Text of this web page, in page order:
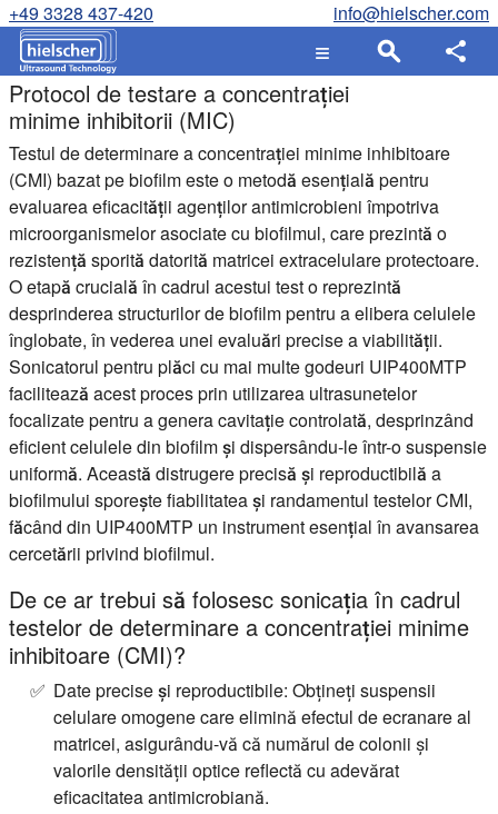
+49 3328 437-420 info@hielscher.com
Protocol de testare a concentrației
minime inhibitorii (MIC)
Testul de determinare a concentrației minime inhibitoare
(CMI) bazat pe biofilm este o metodă esențială pentru
evaluarea eficacității agenților antimicrobieni împotriva
microorganismelor asociate cu biofilmul, care prezintă o
rezistență sporită datorită matricei extracelulare protectoare.
O etapă crucială în cadrul acestui test o reprezintă
desprinderea structurilor de biofilm pentru a elibera celulele
înglobate, în vederea unei evaluări precise a viabilității.
Sonicatorul pentru plăci cu mai multe godeuri UIP400MTP
facilitează acest proces prin utilizarea ultrasunetelor
focalizate pentru a genera cavitație controlată, desprinzând
eficient celulele din biofilm și dispersându-le într-o suspensie
uniformă. Această distrugere precisă și reproductibilă a
biofilmului sporește fiabilitatea și randamentul testelor CMI,
făcând din UIP400MTP un instrument esențial în avansarea
cercetării privind biofilmul.
De ce ar trebui să folosesc sonicația în cadrul
testelor de determinare a concentrației minime
inhibitoare (CMI)?
Date precise și reproductibile: Obțineți suspensii
celulare omogene care elimină efectul de ecranare al
matricei, asigurându-vă că numărul de colonii și
valorile densității optice reflectă cu adevărat
eficacitatea antimicrobiană.